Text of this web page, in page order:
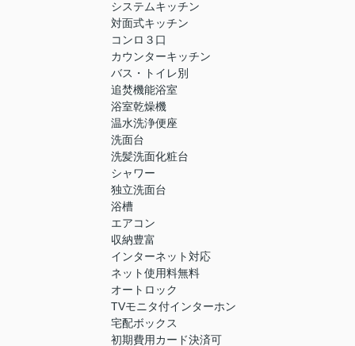
システムキッチン
対面式キッチン
コンロ３口
カウンターキッチン
バス・トイレ別
追焚機能浴室
浴室乾燥機
温水洗浄便座
洗面台
洗髪洗面化粧台
シャワー
独立洗面台
浴槽
エアコン
収納豊富
インターネット対応
ネット使用料無料
オートロック
TVモニタ付インターホン
宅配ボックス
初期費用カード決済可